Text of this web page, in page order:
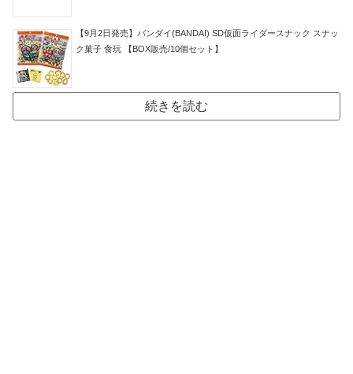
【9月2日発売】バンダイ(BANDAI) SD仮面ライダースナック スナッ
ク菓子 食玩 【BOX販売/10個セット】
続きを読む